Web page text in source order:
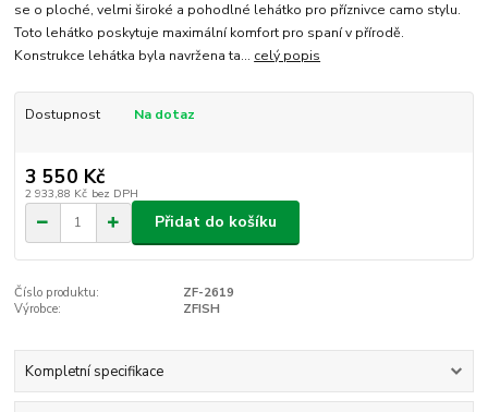
se o ploché, velmi široké a pohodlné lehátko pro příznivce camo stylu.
Toto lehátko poskytuje maximální komfort pro spaní v přírodě.
Konstrukce lehátka byla navržena ta... celý popis
Dostupnost Na dotaz
3 550 Kč
2 933,88 Kč bez DPH
Přidat do košíku
Číslo produktu:
ZF-2619
Výrobce:
ZFISH
Kompletní specifikace